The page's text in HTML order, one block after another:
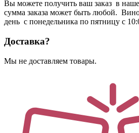
Вы можете получить ваш заказ в
сумма заказа может быть любой.
день с понедельника по пятницу с
Доставка?
Мы не доставляем товары.